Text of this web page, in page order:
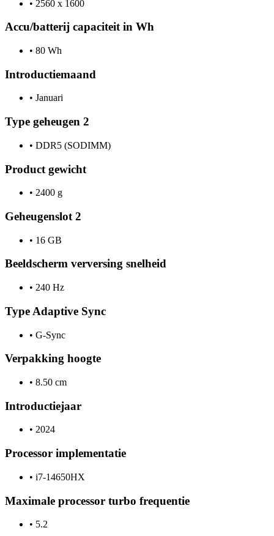
• 2560 x 1600
Accu/batterij capaciteit in Wh
• 80 Wh
Introductiemaand
• Januari
Type geheugen 2
• DDR5 (SODIMM)
Product gewicht
• 2400 g
Geheugenslot 2
• 16 GB
Beeldscherm verversing snelheid
• 240 Hz
Type Adaptive Sync
• G-Sync
Verpakking hoogte
• 8.50 cm
Introductiejaar
• 2024
Processor implementatie
• i7-14650HX
Maximale processor turbo frequentie
• 5.2